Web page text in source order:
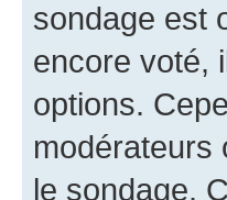
sondage est
encore voté,
options.
modérateurs
le sondage.